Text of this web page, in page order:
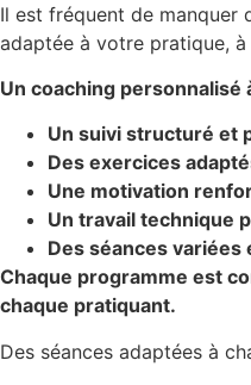
Il est fréquent de manquer
adaptée à votre pratique,
Un coaching personnalisé
Un suivi structuré et
Des exercices
Une motivation
Un travail technique
Des séances variées
Chaque programme est
chaque pratiquant.
Des séances adaptées à